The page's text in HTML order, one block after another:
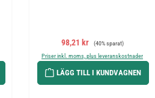
Försäljningspris:
98,21 kr Ordinarie pris:
(40% sparat)
Priser inkl. moms, plus leveranskostnader
LÄGG TILL I KUNDVAGNEN